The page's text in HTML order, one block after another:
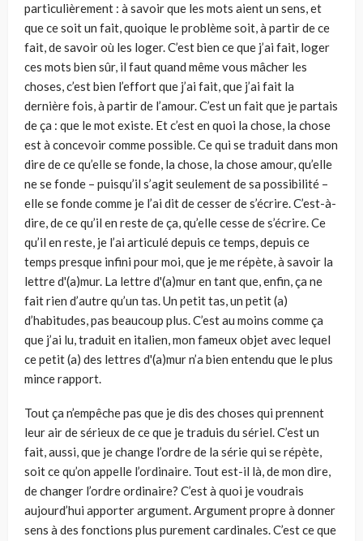
particu­lièrement : à savoir que les mots aient un sens, et
que ce soit un fait, quoique le problème soit, à partir de ce
fait, de savoir où les loger. C’est bien ce que j’ai fait, loger
ces mots bien sûr, il faut quand même vous mâcher les
choses, c’est bien l’effort que j’ai fait, que j’ai fait la
dernière fois, à partir de l’amour. C’est un fait que je partais
de ça : que le mot existe. Et c’est en quoi la chose, la chose
est à concevoir comme possible. Ce qui se traduit dans mon
dire de ce qu’elle se fonde, la chose, la chose amour, qu’elle
ne se fonde – puisqu’il s’agit seulement de sa possibilité –
elle se fonde comme je l’ai dit de cesser de s’écrire. C’est-à-
dire, de ce qu’il en reste de ça, qu’elle cesse de s’écrire. Ce
qu’il en reste, je l’ai arti­culé depuis ce temps, depuis ce
temps presque infini pour moi, que je me répète, à savoir la
lettre d'(a)mur. La lettre d'(a)mur en tant que, enfin, ça ne
fait rien d’autre qu’un tas. Un petit tas, un petit (a)
d’habitudes, pas beaucoup plus. C’est au moins comme ça
que j’ai lu, traduit en italien, mon fameux objet avec lequel
ce petit (a) des lettres d'(a)mur n’a bien entendu que le plus
mince rapport.
Tout ça n’empêche pas que je dis des choses qui prennent
leur air de sérieux de ce que je traduis du sériel. C’est un
fait, aussi, que je change l’ordre de la série qui se répète,
soit ce qu’on appelle l’ordinaire. Tout est-il là, de mon dire,
de changer l’ordre ordinaire? C’est à quoi je vou­drais
aujourd’hui apporter argument. Argument propre à donner
sens à des fonctions plus purement cardinales. C’est ce que